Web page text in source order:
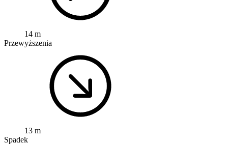
14 m
Przewyższenia
13 m
Spadek